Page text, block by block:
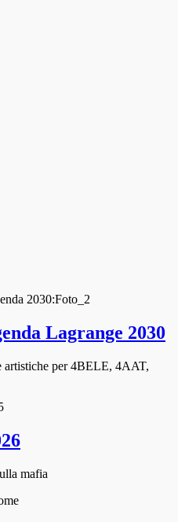
Lagrange 2030
artistiche per 4BELE, 4AAT,
mafia